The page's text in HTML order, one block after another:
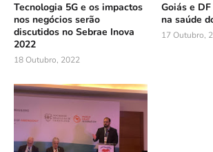
Tecnologia 5G e os impactos
nos negócios serão
discutidos no Sebrae Inova
2022
18 Outubro, 2022
Goiás e
na saúde
17 Outubro,